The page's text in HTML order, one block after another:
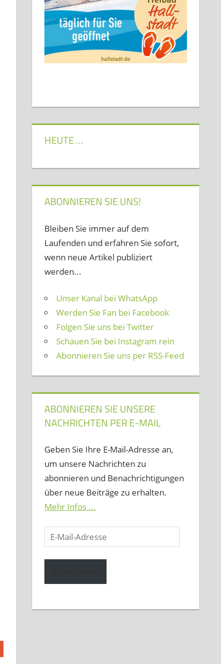
HEUTE …
ABONNIEREN SIE UNS!
Bleiben Sie immer auf dem
Laufenden und erfahren Sie sofort,
wenn neue Artikel publiziert
werden...
Unser Kanal bei WhatsApp
Werden Sie Fan bei Facebook
Folgen Sie uns bei Twitter
Schauen Sie bei Instagram rein
Abonnieren Sie uns per RSS-Feed
ABONNIEREN SIE UNSERE
NACHRICHTEN PER E-MAIL
Geben Sie Ihre E-Mail-Adresse an,
um unsere Nachrichten zu
abonnieren und Benachrichtigungen
über neue Beiträge zu erhalten.
Mehr Infos ...
E-
Mail-
Adresse